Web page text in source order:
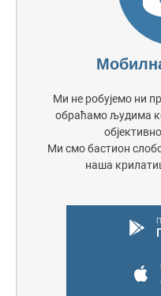
Ми не робујемо ни
обраћамо људима
Ми смо бастион
наша